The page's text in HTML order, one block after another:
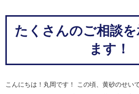
たくさんのご相談を
ます！
こんにちは！丸岡です！
この頃、黄砂のせい